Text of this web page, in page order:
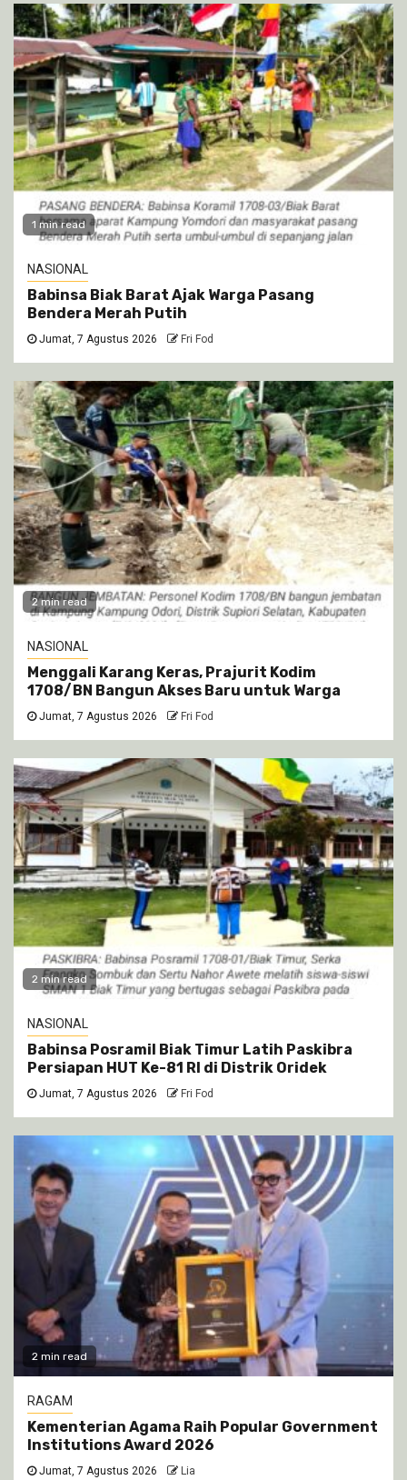
1 min read
NASIONAL
Babinsa Biak Barat Ajak Warga Pasang
Bendera Merah Putih
Jumat, 7 Agustus 2026 Fri Fod
2 min read
NASIONAL
Menggali Karang Keras, Prajurit Kodim
1708/BN Bangun Akses Baru untuk Warga
Jumat, 7 Agustus 2026 Fri Fod
2 min read
NASIONAL
Babinsa Posramil Biak Timur Latih Paskibra
Persiapan HUT Ke-81 RI di Distrik Oridek
Jumat, 7 Agustus 2026 Fri Fod
2 min read
RAGAM
Kementerian Agama Raih Popular Government
Institutions Award 2026
Jumat, 7 Agustus 2026 Lia